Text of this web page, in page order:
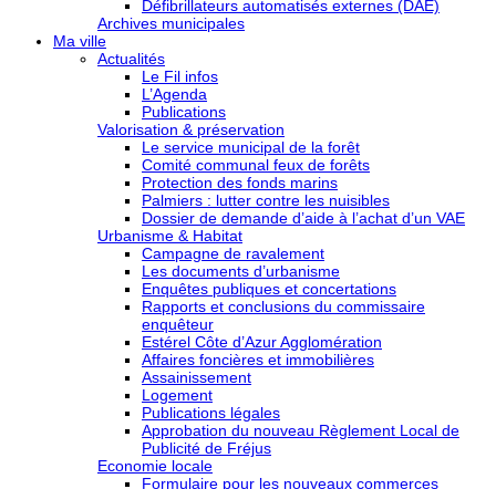
Défibrillateurs automatisés externes (DAE)
Archives municipales
Ma ville
Actualités
Le Fil infos
L’Agenda
Publications
Valorisation & préservation
Le service municipal de la forêt
Comité communal feux de forêts
Protection des fonds marins
Palmiers : lutter contre les nuisibles
Dossier de demande d’aide à l’achat d’un VAE
Urbanisme & Habitat
Campagne de ravalement
Les documents d’urbanisme
Enquêtes publiques et concertations
Rapports et conclusions du commissaire
enquêteur
Estérel Côte d’Azur Agglomération
Affaires foncières et immobilières
Assainissement
Logement
Publications légales
Approbation du nouveau Règlement Local de
Publicité de Fréjus
Economie locale
Formulaire pour les nouveaux commerces